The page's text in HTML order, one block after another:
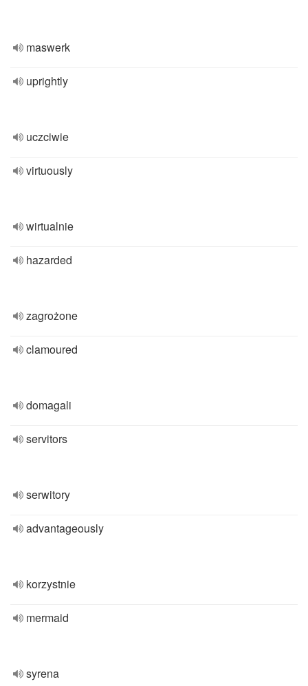
maswerk
uprightly
uczciwie
virtuously
wirtualnie
hazarded
zagrożone
clamoured
domagali
servitors
serwitory
advantageously
korzystnie
mermaid
syrena